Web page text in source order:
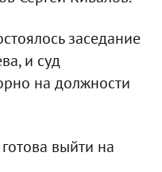
заседание
и суд
на должности
выйти на